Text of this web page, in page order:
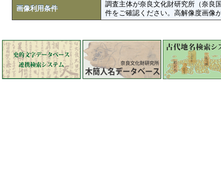
画像利用条件
調査主体が奈良文化財研究所（奈良
件をご確認ください。高解像度画像